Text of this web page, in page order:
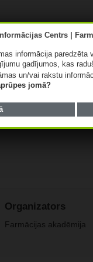
Organizators
Farmācijas akadēmija
informācija
gadījumos, kas
un/vai rakstu
jomā?